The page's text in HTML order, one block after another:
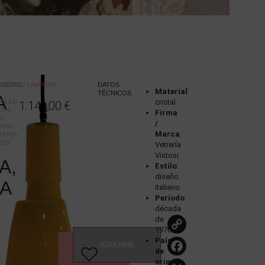
/ LÁMPARA
:
1.140,00 €
VER
ESTUDIO
DATOS
TÉCNICOS
Material :
cristal
Firma
/
Marca:
Vetrería
Vistosi
Estilo:
diseño
italiano
Período:
década
de
1970
País
de
origen:
Copy
Link